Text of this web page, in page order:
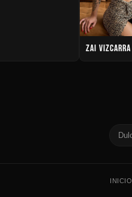
ZAI VIZCARRA
INICIO